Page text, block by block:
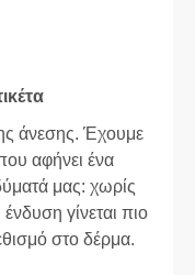
άνεσης. Έχουμε
αφήνει ένα
μας: χωρίς
γίνεται πιο
στο δέρμα.